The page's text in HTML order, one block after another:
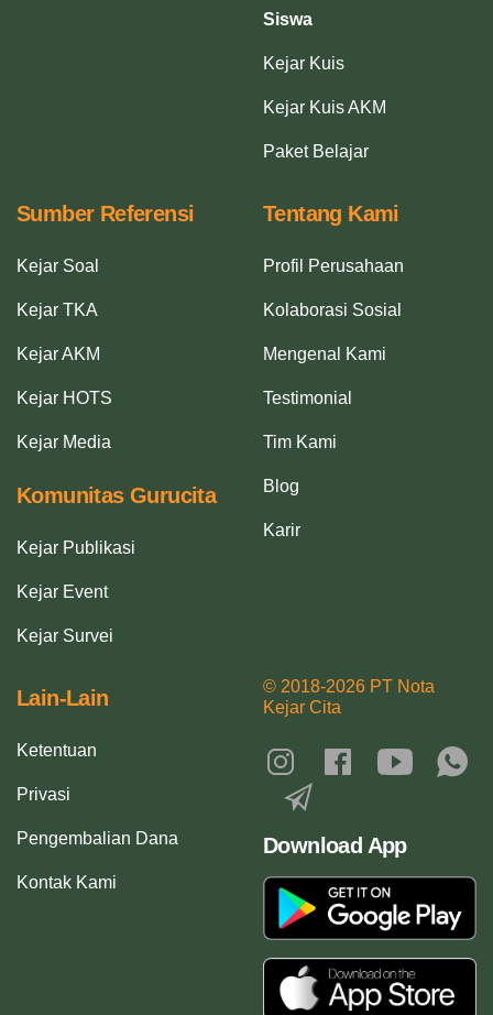
Siswa
Kejar Kuis
Kejar Kuis AKM
Paket Belajar
Sumber Referensi
Kejar Soal
Kejar TKA
Kejar AKM
Kejar HOTS
Kejar Media
Komunitas Gurucita
Kejar Publikasi
Kejar Event
Kejar Survei
Tentang Kami
Profil Perusahaan
Kolaborasi Sosial
Mengenal Kami
Testimonial
Tim Kami
Blog
Karir
Lain-Lain
Ketentuan
Privasi
Pengembalian Dana
Kontak Kami
© 2018-2026 PT Nota
Kejar Cita
Download App